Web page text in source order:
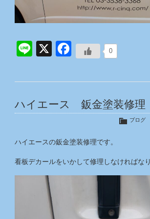
0
Line
X Facebook
ハイエース 鈑金塗装修理
ブログ
ハイエースの鈑金塗装修理です。
看板デカールをいかして修理しなければなり